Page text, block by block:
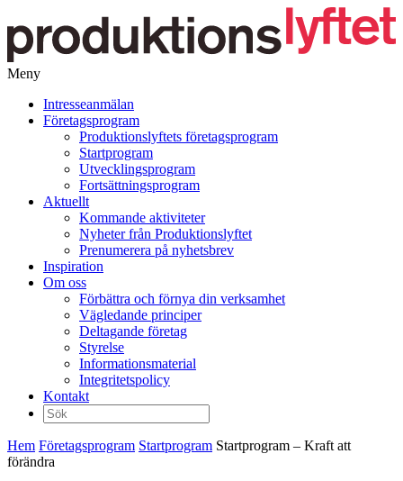
Meny
vidare
Intresseanmälan
Företagsprogram
Produktionslyftets företagsprogram
Startprogram
Utvecklingsprogram
Fortsättningsprogram
Aktuellt
Kommande aktiviteter
Nyheter från Produktionslyftet
Prenumerera på nyhetsbrev
Inspiration
Om oss
Förbättra och förnya din verksamhet
Vägledande principer
Deltagande företag
Styrelse
Informationsmaterial
Integritetspolicy
Kontakt
Sök
efter:
Hem Företagsprogram Startprogram Startprogram – Kraft att
förändra